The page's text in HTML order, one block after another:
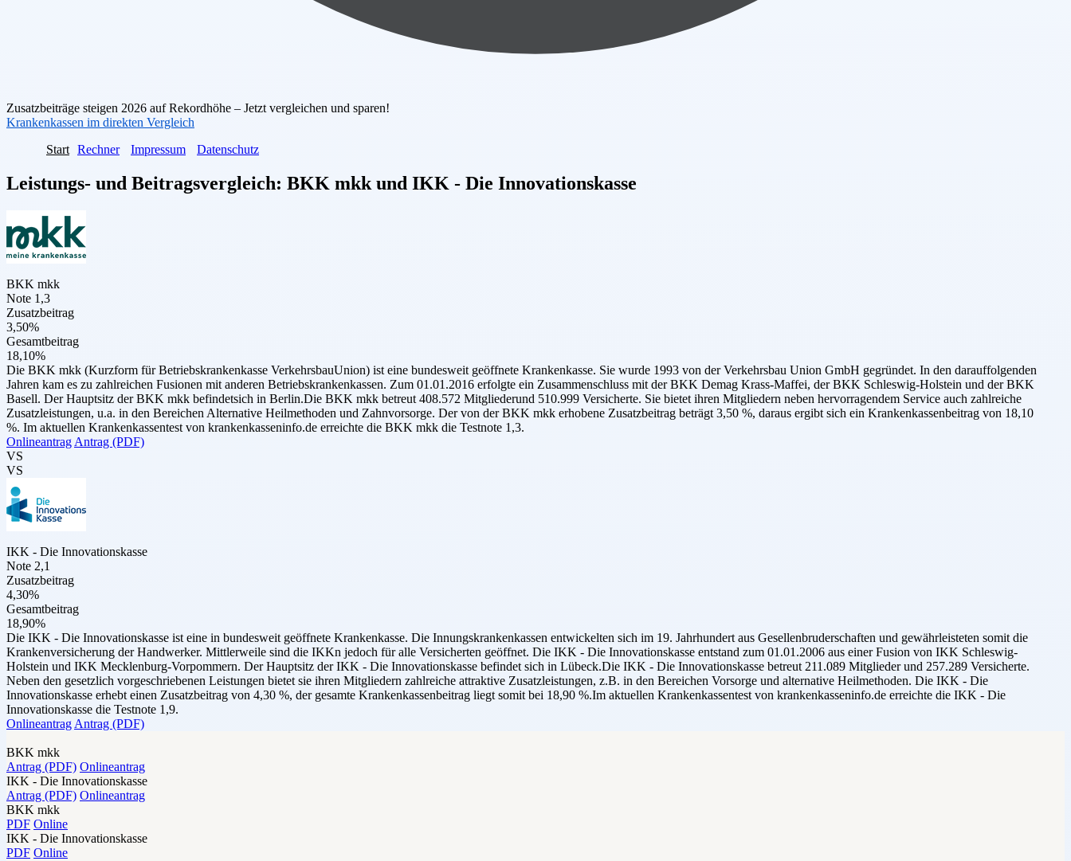
Zusatzbeiträge steigen 2026 auf Rekordhöhe – Jetzt vergleichen und sparen!
Krankenkassen im direkten Vergleich
Start Rechner Impressum Datenschutz
Leistungs- und Beitragsvergleich: BKK mkk und IKK - Die Innovationskasse
BKK mkk
Note 1,3
Zusatzbeitrag
3,50%
Gesamtbeitrag
18,10%
Die BKK mkk (Kurzform für Betriebskrankenkasse VerkehrsbauUnion) ist eine bundesweit geöffnete Krankenkasse. Sie wurde 1993 von der Verkehrsbau Union GmbH gegründet. In den darauffolgenden
Jahren kam es zu zahlreichen Fusionen mit anderen Betriebskrankenkassen. Zum 01.01.2016 erfolgte ein Zusammenschluss mit der BKK Demag Krass-Maffei, der BKK Schleswig-Holstein und der BKK
Basell. Der Hauptsitz der BKK mkk befindetsich in Berlin.Die BKK mkk betreut 408.572 Mitgliederund 510.999 Versicherte. Sie bietet ihren Mitgliedern neben hervorragendem Service auch zahlreiche
Zusatzleistungen, u.a. in den Bereichen Alternative Heilmethoden und Zahnvorsorge. Der von der BKK mkk erhobene Zusatzbeitrag beträgt 3,50 %, daraus ergibt sich ein Krankenkassenbeitrag von 18,10
%. Im aktuellen Krankenkassentest von krankenkasseninfo.de erreichte die BKK mkk die Testnote 1,3.
Onlineantrag Antrag (PDF)
VS
VS
IKK - Die Innovationskasse
Note 2,1
Zusatzbeitrag
4,30%
Gesamtbeitrag
18,90%
Die IKK - Die Innovationskasse ist eine in bundesweit geöffnete Krankenkasse. Die Innungskrankenkassen entwickelten sich im 19. Jahrhundert aus Gesellenbruderschaften und gewährleisteten somit die
Krankenversicherung der Handwerker. Mittlerweile sind die IKKn jedoch für alle Versicherten geöffnet. Die IKK - Die Innovationskasse entstand zum 01.01.2006 aus einer Fusion von IKK Schleswig-
Holstein und IKK Mecklenburg-Vorpommern. Der Hauptsitz der IKK - Die Innovationskasse befindet sich in Lübeck.Die IKK - Die Innovationskasse betreut 211.089 Mitglieder und 257.289 Versicherte.
Neben den gesetzlich vorgeschriebenen Leistungen bietet sie ihren Mitgliedern zahlreiche attraktive Zusatzleistungen, z.B. in den Bereichen Vorsorge und alternative Heilmethoden. Die IKK - Die
Innovationskasse erhebt einen Zusatzbeitrag von 4,30 %, der gesamte Krankenkassenbeitrag liegt somit bei 18,90 %.Im aktuellen Krankenkassentest von krankenkasseninfo.de erreichte die IKK - Die
Innovationskasse die Testnote 1,9.
Onlineantrag Antrag (PDF)
BKK mkk
Antrag (PDF) Onlineantrag
IKK - Die Innovationskasse
Antrag (PDF) Onlineantrag
BKK mkk
PDF Online
IKK - Die Innovationskasse
PDF Online